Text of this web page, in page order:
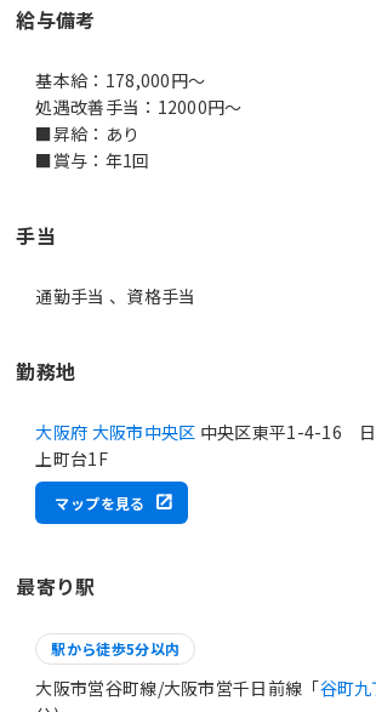
給与備考
基本給：178,000円～
処遇改善手当：12000円～
■昇給：あり
■賞与：年1回
手当
通勤手当 、資格手当
勤務地
大阪府 大阪市中央区 中央区東平1-4-16 日
上町台1F
マップを見る
最寄り駅
駅から徒歩5分以内
大阪市営谷町線/大阪市営千日前線「谷町